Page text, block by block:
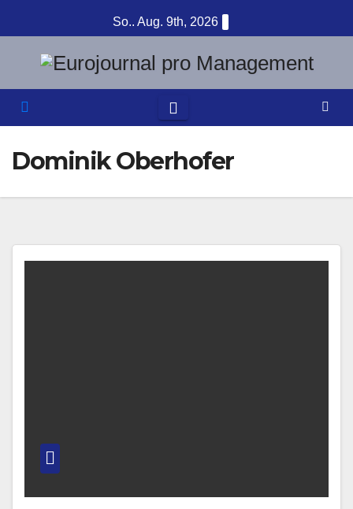
Inhalt
springen
So.. Aug. 9th, 2026
Dominik Oberhofer